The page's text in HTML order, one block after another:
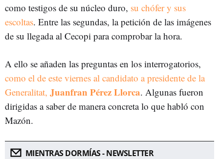
como testigos de su núcleo duro, su chófer y sus
escoltas. Entre las segundas, la petición de las imágenes
de su llegada al Cecopi para comprobar la hora.
A ello se añaden las preguntas en los interrogatorios,
como el de este viernes al candidato a presidente de la
Generalitat, Juanfran Pérez Llorca. Algunas fueron
dirigidas a saber de manera concreta lo que habló con
Mazón.
MIENTRAS DORMÍAS - NEWSLETTER